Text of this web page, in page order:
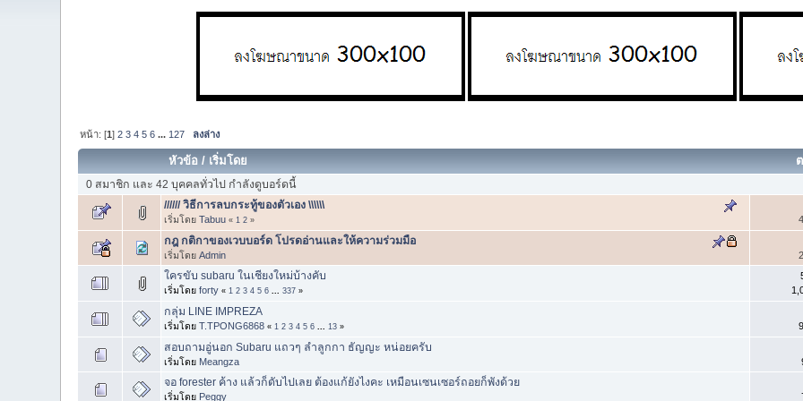
หน้า: [1]2 3 4 5 6 ... 127 ลงล่าง
หัวข้อ / เริ่มโดย
0 สมาชิก และ 42 บุคคลทั่วไป กำลังดูบอร์ดนี้
////// วิธีการลบกระทู้ของตัวเอง \\\\\\
เริ่มโดยTabuu « 1 2 »
กฎ กติกาของเวบบอร์ด โปรดอ่านและให้ความร่วมมือ
เริ่มโดยAdmin
ใครขับ subaru ในเชียงใหม่บ้างคับ
เริ่มโดยforty « 1 2 3 4 5 6 ...337 »
กลุ่ม LINE IMPREZA
เริ่มโดยT.TPONG6868 « 1 2 3 4 5 6 13 »
สอบถามอู่นอก Subaru แถวๆ ลำลูกกา ธัญญะ หน่อยครับ
เริ่มโดย Meangza
จอ forester ค้าง แล้วก็ดับไปเลย ต้องแก้ยังไงคะ เหมือนเซนเซอร์ถอยก็พังด้วย
เริ่มโดย Peggy